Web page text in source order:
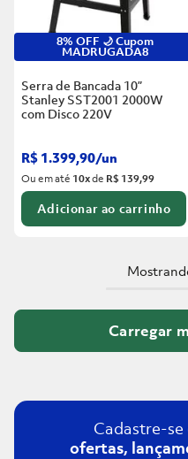
8% OFF 🌙 Cupom
MADRUGADA8
Serra de Bancada 10”
Stanley SST2001 2000W
com Disco 220V
R$ 1.399,90/un
Ou em até 10xde R$ 139,99
Adicionar ao carrinho
Cadastre-se
ofertas,